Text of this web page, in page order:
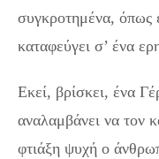
συγκροτημένα, όπως
καταφεύγει σ’ ένα
Εκεί, βρίσκει, ένα
αναλαμβάνει να τον
φτιάξη ψυχή ο